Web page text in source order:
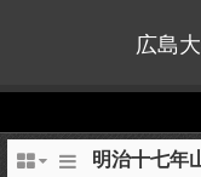
広島
明治十七年